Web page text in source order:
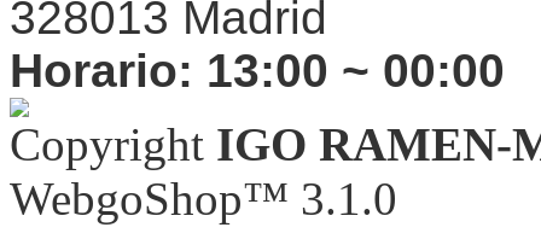
328013 Madrid
Horario: 13:00 ~ 00:00
Copyright IGO RAMEN-
WebgoShop™ 3.1.0